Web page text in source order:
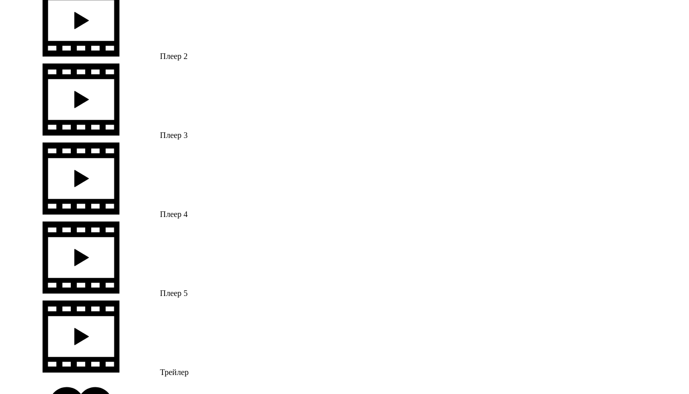
Плеер 2
Плеер 3
Плеер 4
Плеер 5
Трейлер